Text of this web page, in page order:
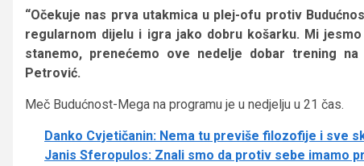
“Očekuje nas prva utakmica u plej-ofu protiv
regularnom dijelu i igra jako dobru košarku. Mi
stanemo, prenećemo ove nedelje dobar trening
Petrović.
Meč Budućnost-Mega na programu je u nedjelju u 21 čas.
Danko Cvjetičanin: Nema tu previše filozofije i sve
Janis Sferopulos: Znali smo da protiv sebe imamo